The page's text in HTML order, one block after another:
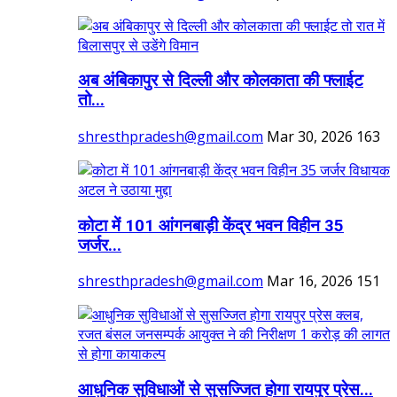
अब अंबिकापुर से दिल्ली और कोलकाता की फ्लाईट
तो...
shresthpradesh@gmail.com Mar 30, 2026 163
कोटा में 101 आंगनबाड़ी केंद्र भवन विहीन 35
जर्जर...
shresthpradesh@gmail.com Mar 16, 2026 151
आधुनिक सुविधाओं से सुसज्जित होगा रायपुर प्रेस...